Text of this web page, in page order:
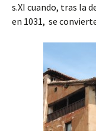
s.XI cuando, tras la
en 1031, se